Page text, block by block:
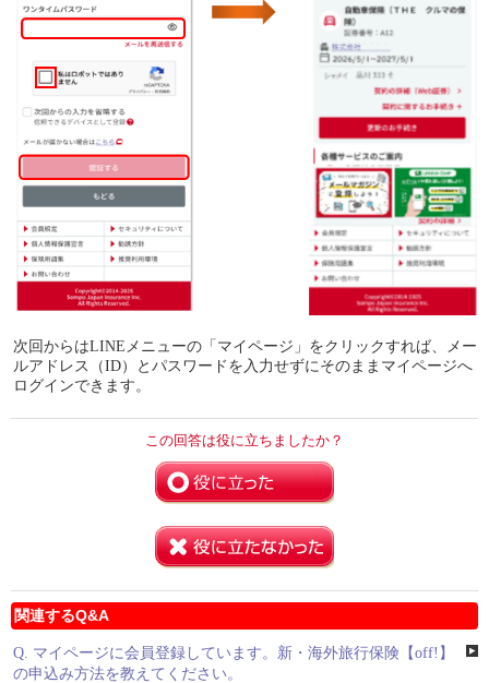
次回からはLINEメニューの「マイページ」をクリックすれば、メー
ルアドレス（ID）とパスワードを入力せずにそのままマイページへ
ログインできます。
この回答は役に立ちましたか？
関連するQ&A
Q. マイページに会員登録しています。新・海外旅行保険【off!】
の申込み方法を教えてください。